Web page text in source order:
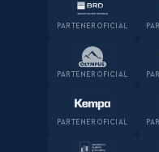
PARTENER OFICIAL
PARTENER OFICIAL
PARTENER OFICIAL